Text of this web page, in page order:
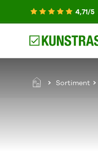
4,71/5
Sortiment